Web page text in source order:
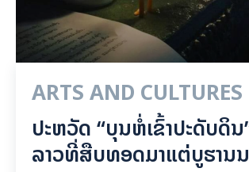
ARTS AND CULTURES
ປະຫວັດ “ບຸນຫໍ່ເຂົ້າປະດັບດິນ
ລາວທີ່ສືບທອດມາແຕ່ບູຮານ